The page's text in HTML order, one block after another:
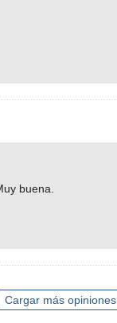
buena.
Cargar más opiniones